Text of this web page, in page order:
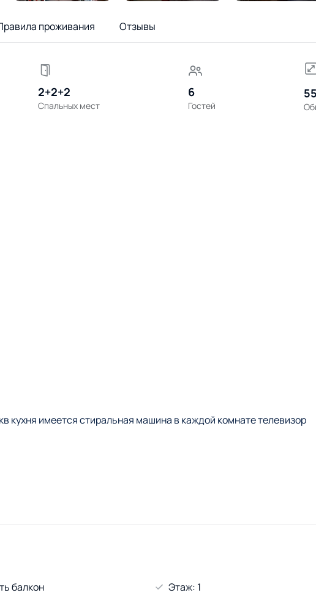
проживания Отзывы
2+2+2
Спальных мест
6
Гостей
кухня имеется стиральная машина в каждой комнате телевизор
балкон
Этаж: 1